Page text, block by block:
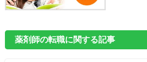
薬剤師の転職に関する記事